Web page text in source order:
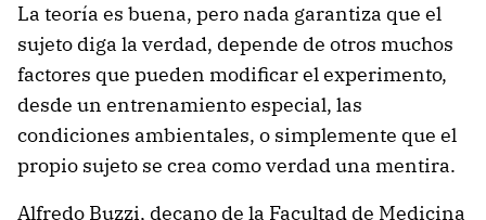
La teoría es buena, pero nada garantiza que el
sujeto diga la verdad, depende de otros muchos
factores que pueden modificar el experimento,
desde un entrenamiento especial, las
condiciones ambientales, o simplemente que el
propio sujeto se crea como verdad una mentira.
Alfredo Buzzi, decano de la Facultad de Medicina